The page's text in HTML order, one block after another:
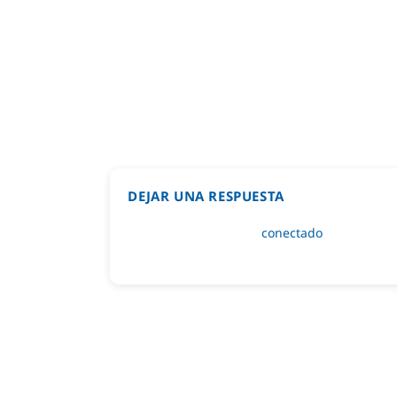
DEJAR UNA RESPUESTA
Lo siento, debes estarconectado